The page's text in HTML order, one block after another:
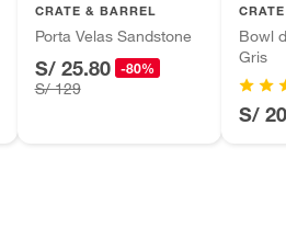
CRATE & BARREL
Porta Velas Sandstone
S/ 25.80 -80%
S/ 129
Bowl
Gris
S/